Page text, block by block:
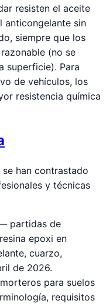
resisten el aceite
anticongelante sin
siempre que los
(no se
superficie). Para
de vehículos, los
resistencia química
han contrastado
y técnicas
partidas de
epoxi en
cuarzo,
de 2026.
para suelos
requisitos